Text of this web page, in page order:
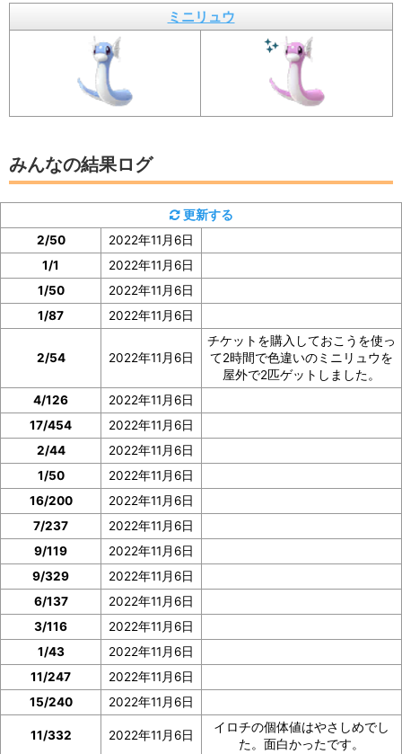
イベント参加前に図鑑の「見つけた数」をスク
ショ、またはメモしておくと便利
ミニリュウの「見つけた数」は、ミニリュウの図鑑ペー
ジで確認できます。
イベント参加前に図鑑の「見つけた数」の部分のスクシ
ョを撮っておいたり、メモしておくと便利です。
ぜひご協力をお願いいたします。
ミニリュウ
みんなの結果ログ
更新する
2/50
2022年11月6日
1/1
2022年11月6日
1/50
2022年11月6日
1/87
2022年11月6日
2/54 2022年11月6日
チケットを購入しておこうを使っ
て2時間で色違いのミニリュウを
屋外で2匹ゲットしました。
4/126
2022年11月6日
17/454
2022年11月6日
2/44
2022年11月6日
1/50
2022年11月6日
16/200
2022年11月6日
7/237
2022年11月6日
9/119
2022年11月6日
9/329
2022年11月6日
6/137
2022年11月6日
3/116
2022年11月6日
1/43
2022年11月6日
11/247
2022年11月6日
15/240
2022年11月6日
11/332 2022年11月6日
イロチの個体値はやさしめでし
た。面白かったです。